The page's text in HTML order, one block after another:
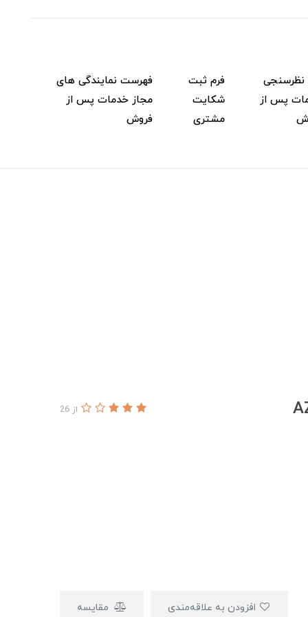
نظرسنجی
پس از
فرم ثبت
شکایت
مشتری
فهرست نمایندگی های
مجاز خدمات پس از
فروش
از 26
مقایسه